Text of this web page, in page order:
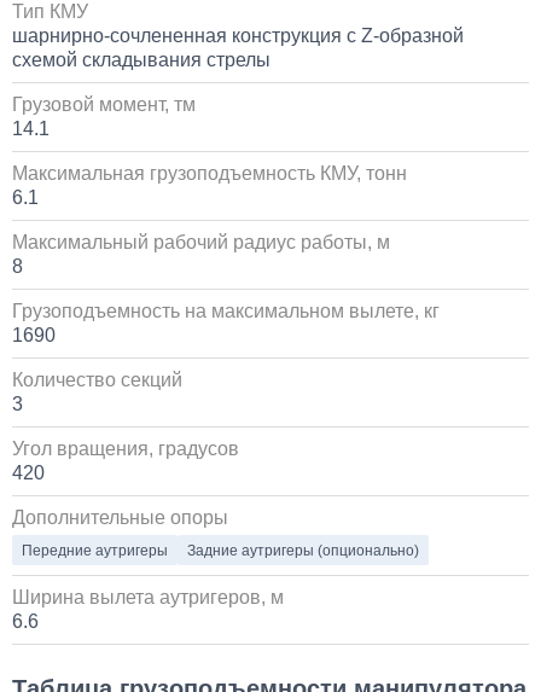
Установка сдвоенной двухрядной кабины с
увеличенным салоном
от 5 до 10 дней
на КАМАЗ
Установка стояночного кондиционера JUKOOL FT-
Установка Bi-LED линз в фары КАМАЗ
Тип КМУ
шарнирно-сочлененная конструкция с Z-образной
схемой складывания стрелы
Грузовой момент, тм
14.1
Максимальная грузоподъемность КМУ, тонн
6.1
Максимальный рабочий радиус работы, м
8
Грузоподъемность на максимальном вылете, кг
1690
Количество секций
3
Угол вращения, градусов
420
Дополнительные опоры
Передние аутригеры Задние аутригеры (опционально)
Ширина вылета аутригеров, м
6.6